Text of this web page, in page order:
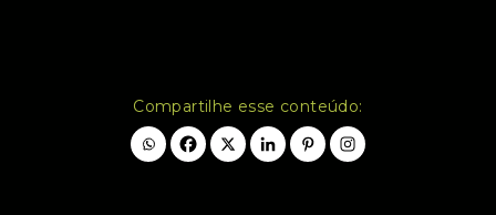
Compartilhe esse conteúdo: